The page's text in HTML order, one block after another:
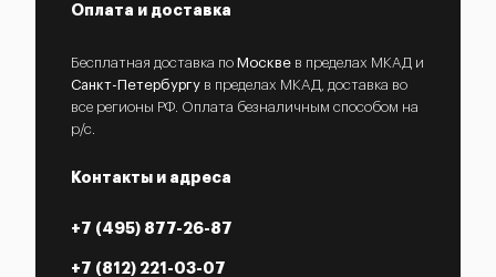
Оплата и доставка
Бесплатная доставка по Москве в пределах МКАД и
Санкт-Петербургу в пределах МКАД, доставка во
все регионы РФ. Оплата безналичным способом на
р/с.
Контакты и адреса
+7 (495) 877-26-87
+7 (812) 221-03-07